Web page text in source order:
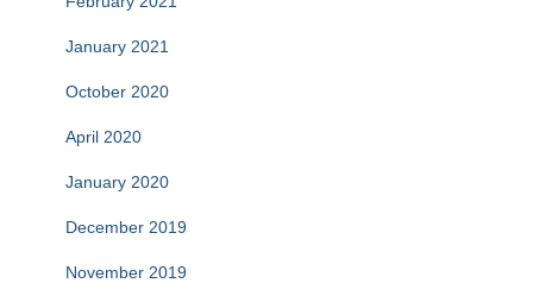
January 2021
October 2020
April 2020
January 2020
December 2019
November 2019